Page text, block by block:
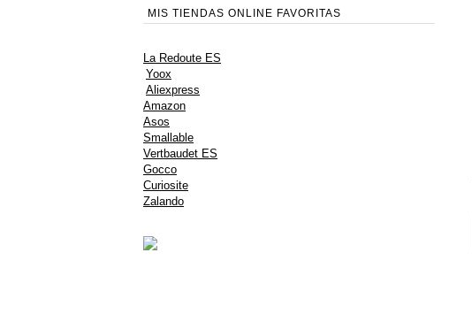
MIS TIENDAS ONLINE FAVORITAS
La Redoute ES
Yoox
Aliexpress
Amazon
Asos
Smallable
Vertbaudet ES
Gocco
Curiosite
Zalando